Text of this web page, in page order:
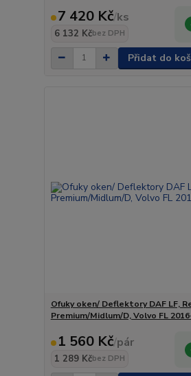
7 420 Kč/ks
6 132 Kčbez DPH
Přidat do
Ofuky oken/ Deflektory DAF LF,
Premium/Midlum/D, Volvo FL
1 560 Kč/pár
1 289 Kčbez DPH